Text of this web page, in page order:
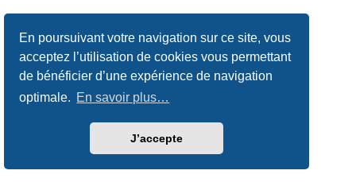
En poursuivant votre navigation sur ce site, vous
acceptez l’utilisation de cookies vous permettant
de bénéficier d’une expérience de navigation
optimale. En savoir plus…
J’accepte